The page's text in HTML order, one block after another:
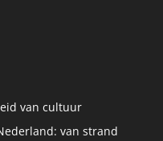
van cultuur
van strand